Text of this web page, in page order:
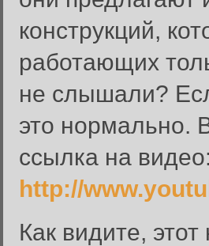
конструкций,
работающих
не слышали?
это нормально.
ссылка на видео:
http://
Как видите,